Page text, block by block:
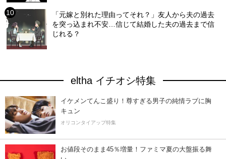
「元嫁と別れた理由ってそれ？」友人から夫の過去
を突っ込まれ不安…信じて結婚した夫の過去まで信
じれる？
eltha イチオシ特集
イケメンてんこ盛り！尊すぎる男子の純情ラブに胸
キュン
オリコンタイアップ特集
お値段そのまま45％増量！ファミマ夏の大盤振る舞